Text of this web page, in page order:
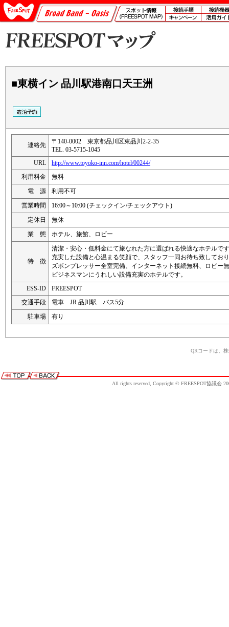
■東横イン 品川駅港南口天王洲
連絡先
〒140-0002 東京都品川区東品川2-2-35
TEL. 03-5715-1045
URL
http://www.toyoko-inn.com/hotel/00244/
利用料金
無料
電 源
利用不可
営業時間
16:00～10:00 (チェックイン/チェックアウト)
定休日
無休
業 態
ホテル、旅館、ロビー
特 徴
清潔・安心・低料金にて旅なれた方に選ばれる快適なホテルで
充実した設備と心温まる笑顔で、スタッフ一同お待ち致してお
ズボンプレッサー全室完備、インターネット接続無料、ロビー
ビジネスマンにうれしい設備充実のホテルです。
ESS-ID
FREESPOT
交通手段
電車 JR 品川駅 バス5分
駐車場
有り
QRコードは、
All rights reserved, Copyright © FREESPOT協議会